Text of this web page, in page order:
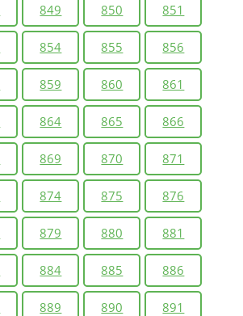
849 850 851
854 855 856
859 860 861
864 865 866
869 870 871
874 875 876
879 880 881
884 885 886
889 890 891